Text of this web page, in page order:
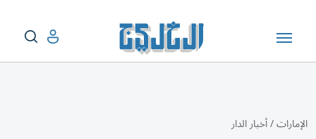
الإمارات/أخبار الدار